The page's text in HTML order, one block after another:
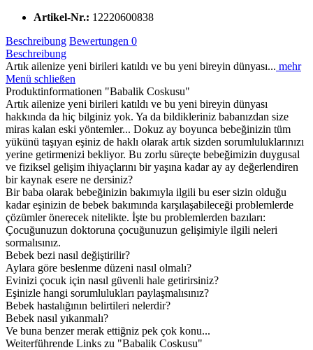
Artikel-Nr.: 12220600838
Beschreibung Bewertungen 0
Beschreibung
Artık ailenize yeni birileri katıldı ve bu yeni bireyin dünyası... mehr
Menü schließen
Produktinformationen "Babalik Coskusu"
Artık ailenize yeni birileri katıldı ve bu yeni bireyin dünyası
hakkında da hiç bilginiz yok. Ya da bildikleriniz babanızdan size
miras kalan eski yöntemler... Dokuz ay boyunca bebeğinizin tüm
yükünü taşıyan eşiniz de haklı olarak artık sizden sorumluluklarınızı
yerine getirmenizi bekliyor. Bu zorlu süreçte bebeğimizin duygusal
ve fiziksel gelişim ihiyaçlarını bir yaşına kadar ay ay değerlendiren
bir kaynak esere ne dersiniz?
Bir baba olarak bebeğinizin bakımıyla ilgili bu eser sizin olduğu
kadar eşinizin de bebek bakımında karşılaşabileceği problemlerde
çözümler önerecek nitelikte. İşte bu problemlerden bazıları:
Çocuğunuzun doktoruna çocuğunuzun gelişimiyle ilgili neleri
sormalısınız.
Bebek bezi nasıl değiştirilir?
Aylara göre beslenme düzeni nasıl olmalı?
Evinizi çocuk için nasıl güvenli hale getirirsiniz?
Eşinizle hangi sorumlulukları paylaşmalısınız?
Bebek hastalığının belirtileri nelerdir?
Bebek nasıl yıkanmalı?
Ve buna benzer merak ettiğniz pek çok konu...
Weiterführende Links zu "Babalik Coskusu"